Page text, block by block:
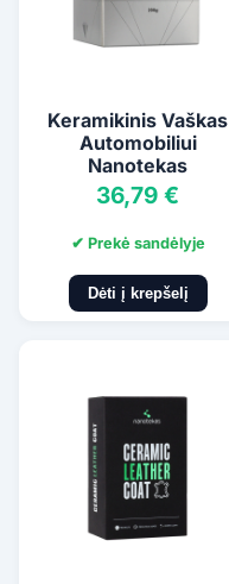
Keramikinis Vaškas
Automobiliui
Nanotekas
36,79 €
✔ Prekė sandėlyje
Dėti į krepšelį